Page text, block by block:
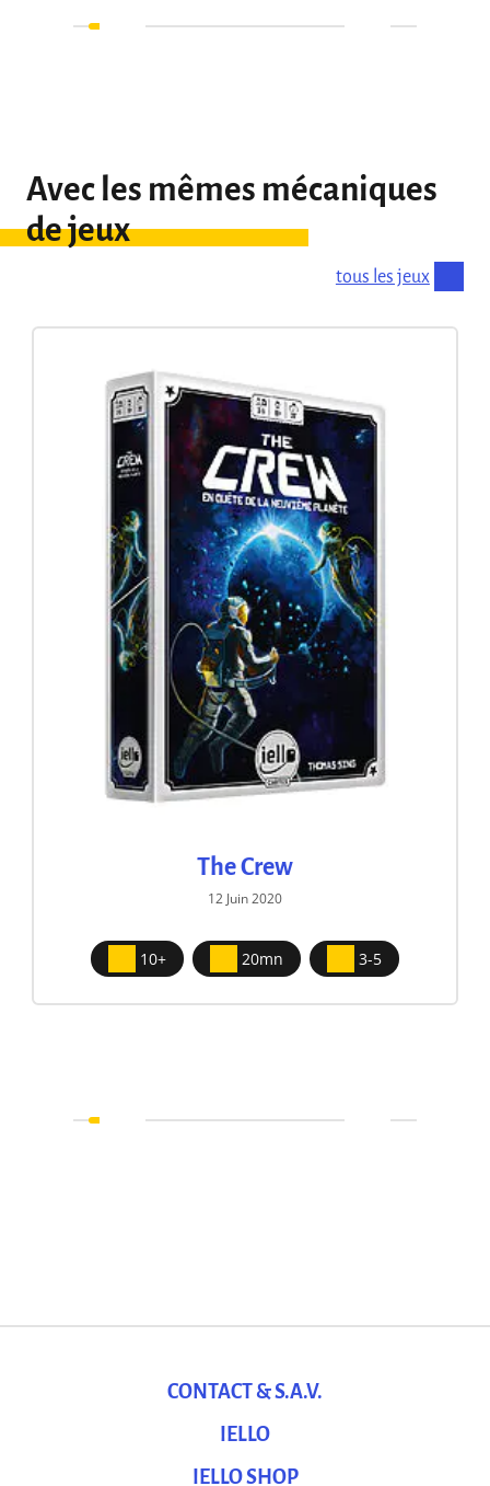
Avec les mêmes mécaniques
de jeux
tous les jeux
The Crew
12 Juin 2020
10+ 20mn 3-5
CONTACT & S.A.V.
IELLO
IELLO SHOP